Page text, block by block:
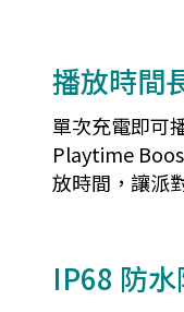
播放時間
單次充電即可
Playtime
放時間，讓派
IP68 防